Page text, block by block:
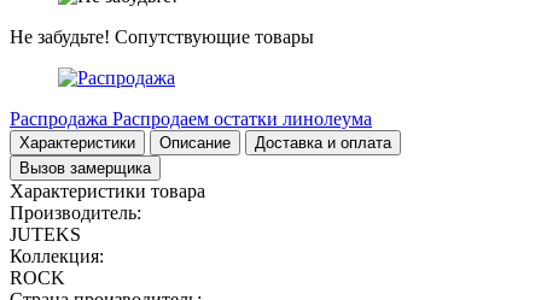
Не забудьте! Сопутствующие товары
Распродажа Распродаем остатки линолеума
Характеристики Описание
Доставка и оплата
Вызов замерщика
Характеристики товара
Производитель:
JUTEKS
Коллекция:
ROCK